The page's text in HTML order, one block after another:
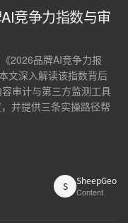
竞争力指数与审
2026品牌AI竞争力报
文深入解读该指数背后
审计与第三方监测工具
并提供三条实操路径帮
S SheepGeo
Content